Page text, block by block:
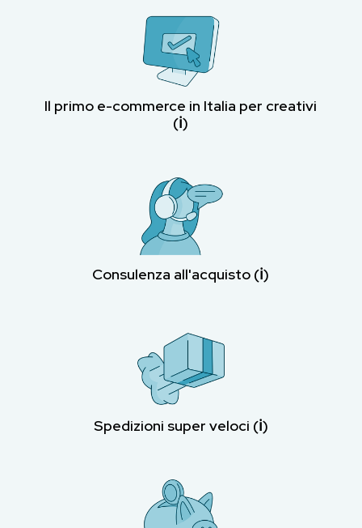
Il primo e-commerce in Italia per creativi
(ℹ︎)
Consulenza all'acquisto (ℹ︎)
Spedizioni super veloci (ℹ︎)